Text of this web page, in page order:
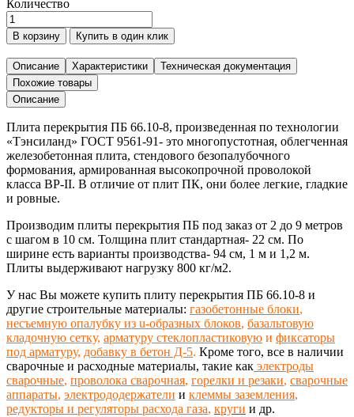
Количество
Количество
товара
Плита
перекрытия
ПБ
66.10-
8
В корзину Купить в один клик
Описание Характеристики
Техническая документация
Похожие товары
Описание
Плита перекрытия ПБ 66.10-8, произведенная по технологии
«Тэнсиланд» ГОСТ 9561-91- это многопустотная, облегченная
железобетонная плита, стендового безопалубочного
формования, армированная высокопрочной проволокой
класса ВР-II. В отличие от плит ПК, они более легкие, гладкие
и ровные.
Производим плиты перекрытия ПБ под заказ от 2 до 9 метров
с шагом в 10 см. Толщина плит стандартная- 22 см. По
ширине есть варианты производства- 94 см, 1 м и 1,2 м.
Плиты выдерживают нагрузку 800 кг/м2.
У нас Вы можете купить плиту перекрытия ПБ 66.10-8 и
другие строительные материалы: газобетонные блоки,
несъемную опалубку из u-образных блоков, базальтовую
кладочную сетку, арматуру стеклопластиковую и фиксаторы
под арматуру, добавку в бетон Д-5. Кроме того, все в наличии
сварочные и расходные материалы, такие как электроды
сварочные, проволока сварочная, горелки и резаки, сварочные
аппараты, электрододержатели и клеммы заземления,
редукторы и регуляторы расхода газа, круги и др.